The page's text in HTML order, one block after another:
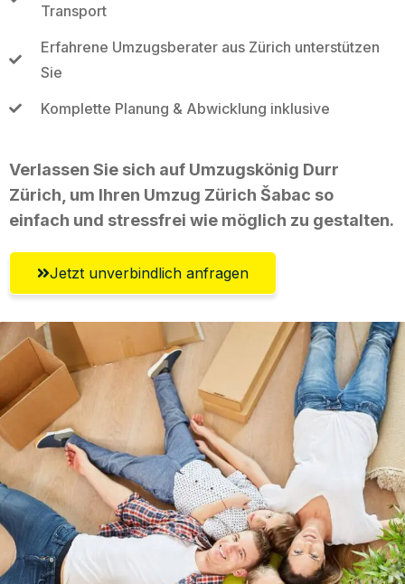
Transport
Erfahrene Umzugsberater aus Zürich unterstützen
Sie
Komplette Planung & Abwicklung inklusive
Verlassen Sie sich auf Umzugskönig Durr
Zürich, um Ihren Umzug Zürich Šabac so
einfach und stressfrei wie möglich zu gestalten.
Jetzt unverbindlich anfragen